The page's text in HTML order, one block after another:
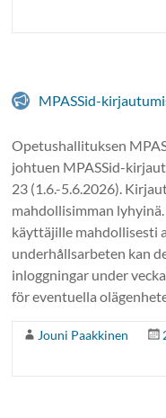
MPASSid-
Opetushallituksen
johtuen MPASSid-
23 (1.6.-5.6.2026).
mahdollisimman
käyttäjille mahdollisesti
underhållsarbeten kan
inloggningar under
för eventuella
Jouni Paakkinen